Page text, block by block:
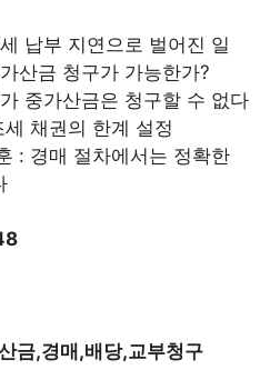
납부 지연으로 벌어진 일
산금 청구가 가능한가?
중가산금은 청구할 수 없다
채권의 한계 설정
: 경매 절차에서는 정확한
금,경매,배당,교부청구